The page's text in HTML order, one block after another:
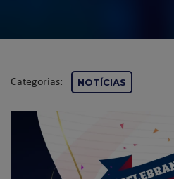
Categorias: NOTÍCIAS